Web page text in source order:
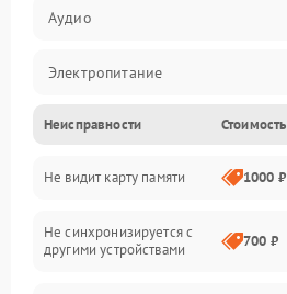
Аудио
Электропитание
Механические повреждения
Электрика
Связь
Неисправности Стоимость
Не видит карту памяти 1000 ₽
Не синхронизируется с
другими устройствами
700 ₽